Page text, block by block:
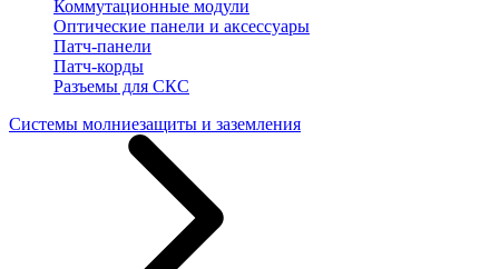
Коммутационные модули
Оптические панели и аксессуары
Патч-панели
Патч-корды
Разъемы для СКС
Системы молниезащиты и заземления